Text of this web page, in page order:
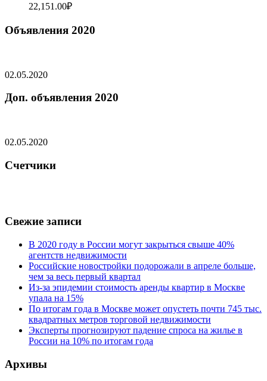
22,151.00₽
Объявления 2020
02.05.2020
Доп. объявления 2020
02.05.2020
Счетчики
Свежие записи
В 2020 году в России могут закрыться свыше 40%
агентств недвижимости
Российские новостройки подорожали в апреле больше,
чем за весь первый квартал
Из-за эпидемии стоимость аренды квартир в Москве
упала на 15%
По итогам года в Москве может опустеть почти 745 тыс.
квадратных метров торговой недвижимости
Эксперты прогнозируют падение спроса на жилье в
России на 10% по итогам года
Архивы